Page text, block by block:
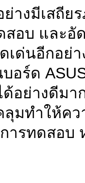
างมีเสถีย
อบ และอั
เด่นอีกอย่
อร์ด
อย่างดีม
ลุมทำให้ค
ารทดสอบ